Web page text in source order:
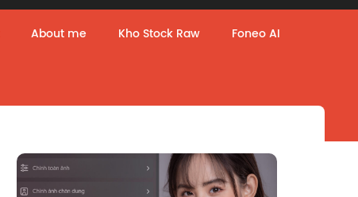
About me Kho Stock Raw Foneo AI